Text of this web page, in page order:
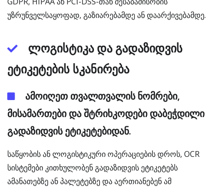
უზრუნველსაყოფად, გაზიარებამდე ან დაარქივებამდე.
ლოგისტიკა და გადაზიდვის
ეტიკეტების სკანირება
ამოიღეთ თვალთვალის ნომრები,
მისამართები და შტრიხკოდები დაბეჭდილი
გადაზიდვის ეტიკეტებიდან.
საწყობის ან ლოგისტიკური ოპერაციების დროს, OCR
სისტემები კითხულობენ გადაზიდვის ეტიკეტებს
ამანათებზე ან პალეტებზე და აერთიანებენ ამ